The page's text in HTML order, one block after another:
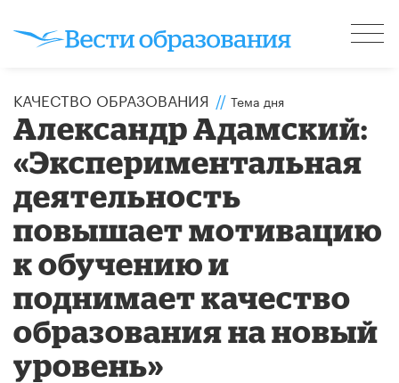
КАЧЕСТВО ОБРАЗОВАНИЯ // Тема дня
Александр Адамский:
«Экспериментальная
деятельность
повышает мотивацию
к обучению и
поднимает качество
образования на новый
уровень»